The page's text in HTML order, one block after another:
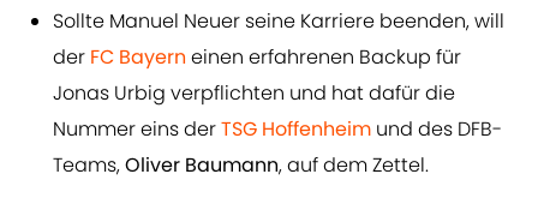
Sollte Manuel Neuer seine Karriere beenden, will
der FC Bayern einen erfahrenen Backup für
Jonas Urbig verpflichten und hat dafür die
Nummer eins derTSG Hoffenheim und des DFB-
Teams,Oliver Baumann, auf dem Zettel.